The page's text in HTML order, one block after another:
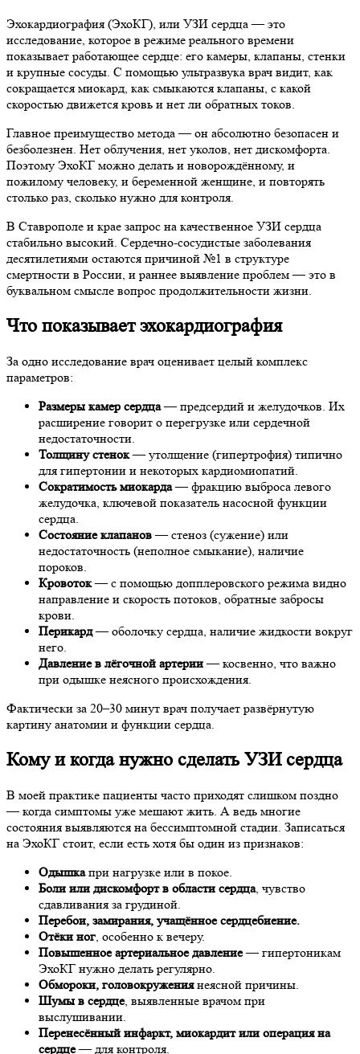
Эхокардиография (ЭхоКГ), или УЗИ сердца — это
исследование, которое в режиме реального времени
показывает работающее сердце: его камеры, клапаны, стенки
и крупные сосуды. С помощью ультразвука врач видит, как
сокращается миокард, как смыкаются клапаны, с какой
скоростью движется кровь и нет ли обратных токов.
Главное преимущество метода — он абсолютно безопасен и
безболезнен. Нет облучения, нет уколов, нет дискомфорта.
Поэтому ЭхоКГ можно делать и новорождённому, и
пожилому человеку, и беременной женщине, и повторять
столько раз, сколько нужно для контроля.
В Ставрополе и крае запрос на качественное УЗИ сердца
стабильно высокий. Сердечно-сосудистые заболевания
десятилетиями остаются причиной №1 в структуре
смертности в России, и раннее выявление проблем — это в
буквальном смысле вопрос продолжительности жизни.
Что показывает эхокардиография
За одно исследование врач оценивает целый комплекс
параметров:
Размеры камер сердца— предсердий и желудочков. Их
расширение говорит о перегрузке или сердечной
недостаточности.
Толщину стенок— утолщение (гипертрофия) типично
для гипертонии и некоторых кардиомиопатий.
Сократимость миокарда— фракцию выброса левого
желудочка, ключевой показатель насосной функции
сердца.
Состояние клапанов— стеноз (сужение) или
недостаточность (неполное смыкание), наличие
пороков.
Кровоток— с помощью допплеровского режима видно
направление и скорость потоков, обратные забросы
крови.
Перикард— оболочку сердца, наличие жидкости вокруг
него.
Давление в лёгочной артерии— косвенно, что важно
при одышке неясного происхождения.
Фактически за 20–30 минут врач получает развёрнутую
картину анатомии и функции сердца.
Кому и когда нужно сделать УЗИ сердца
В моей практике пациенты часто приходят слишком поздно
— когда симптомы уже мешают жить. А ведь многие
состояния выявляются на бессимптомной стадии. Записаться
на ЭхоКГ стоит, если есть хотя бы один из признаков:
Одышкапри нагрузке или в покое.
Боли или дискомфорт в области сердца, чувство
сдавливания за грудиной.
Перебои, замирания, учащённое сердцебиение.
Отёки ног, особенно к вечеру.
Повышенное артериальное давление— гипертоникам
ЭхоКГ нужно делать регулярно.
Обмороки, головокружениянеясной причины.
Шумы в сердце, выявленные врачом при
выслушивании.
Перенесённый инфаркт, миокардит или операция на
сердце— для контроля.